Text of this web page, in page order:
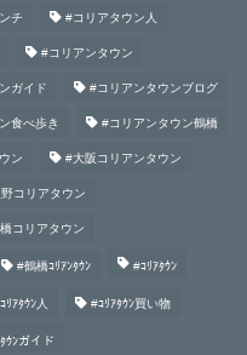
チ #コリアタウン人
#コリアンタウン
ガイド #コリアンタウンブログ
食べ歩き #コリアンタウン鶴橋
ン #大阪コリアンタウン
コリアタウン
コリアタウン
#鶴橋ｺﾘｱﾝﾀｳﾝ #ｺﾘｱﾀｳﾝ
ﾘｱﾀｳﾝ人 #ｺﾘｱﾀｳﾝ買い物
ｳﾝガイド